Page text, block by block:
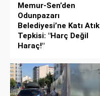
Memur-Sen’den
Odunpazarı
Belediyesi’ne Katı Atık
Tepkisi: "Harç Değil
Haraç!"